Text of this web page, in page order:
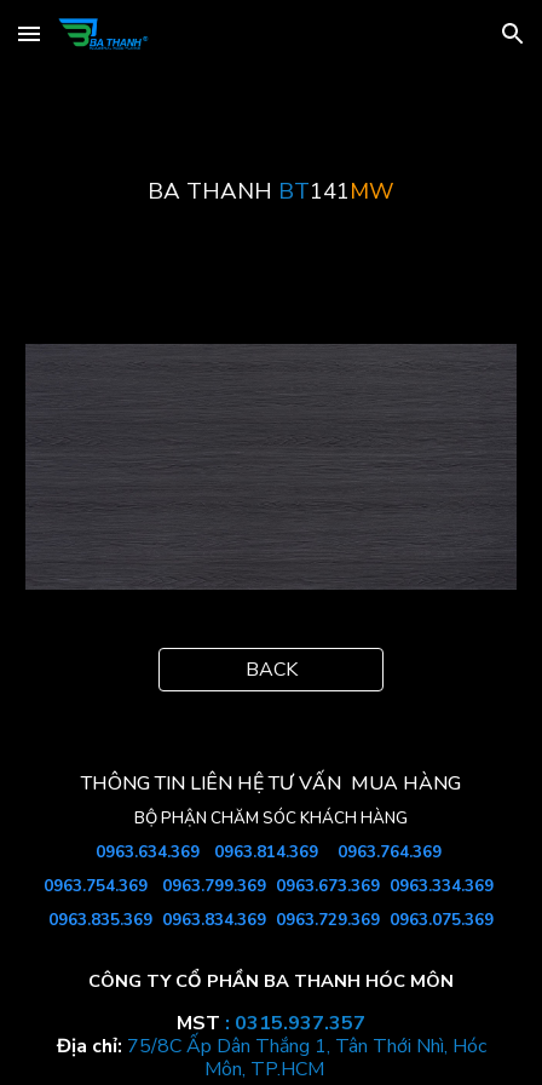
Skip to main content Skip to navigation
BA THANH BT141MW
BACK
THÔNG TIN LIÊN HỆ TƯ VẤN MUA HÀNG
BỘ PHẬN CHĂM SÓC KHÁCH HÀNG
0963.634.3690963.814.369 0963.764.369
0963.754.369 0963.799.369 0963.673.369 0963.334.369
0963.835.369 0963.834.369 0963.729.369 0963.075.369
CÔNG TY CỔ PHẦN BA THANH HÓC MÔN
MST : 0315.937.357
Địa chỉ: 75/8C Ấp Dân Thắng 1, Tân Thới Nhì, Hóc
Môn, TP.HCM